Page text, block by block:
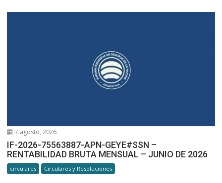
7 agosto, 2026
IF-2026-75563887-APN-GEYE#SSN –
RENTABILIDAD BRUTA MENSUAL – JUNIO DE 2026
circulares Circulares y Resoluciones